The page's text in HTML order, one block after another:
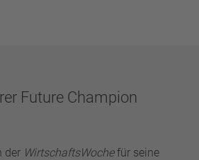
Future Champion
der WirtschaftsWochefür seine